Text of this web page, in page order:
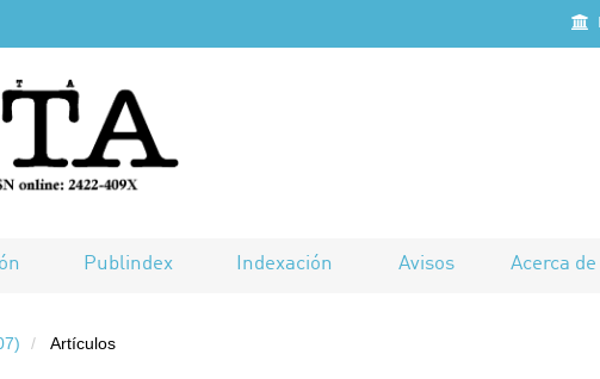
Publindex Indexación Avisos Acerca de
Artículos